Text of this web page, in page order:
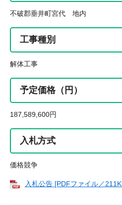
不破郡垂井町宮代 地内
工事種別
解体工事
予定価格（円）
187,589,600円
入札方式
価格競争
入札公告 [PDFファイル／